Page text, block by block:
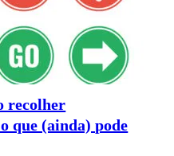
recolher
que (ainda) pode